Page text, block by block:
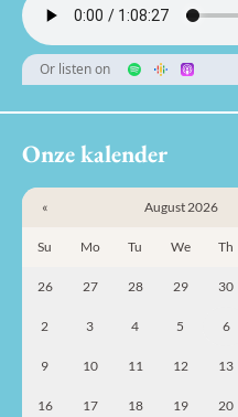
Or listen on
Onze kalender
« August 2026
Su Mo Tu We Th
26 27 28 29 30
2 3 4 5 6
9 10 11 12 13
16 17 18 19 20